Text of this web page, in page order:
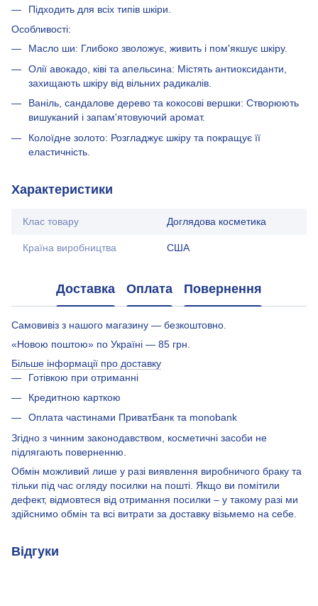
Підходить для всіх типів шкіри.
Особливості:
Масло ши: Глибоко зволожує, живить і пом'якшує шкіру.
Олії авокадо, ківі та апельсина: Містять антиоксиданти,
захищають шкіру від вільних радикалів.
Ваніль, сандалове дерево та кокосові вершки: Створюють
вишуканий і запам'ятовуючий аромат.
Колоїдне золото: Розгладжує шкіру та покращує її
еластичність.
Характеристики
Клас товару Доглядова косметика
Країна виробництва США
Доставка Оплата Повернення
Самовивіз з нашого магазину — безкоштовно.
«Новою поштою» по Україні — 85 грн.
Більше інформації про доставку
Готівкою при отриманні
Кредитною карткою
Оплата частинами ПриватБанк та monobank
Згідно з чинним законодавством, косметичні засоби не
підлягають поверненню.
Обмін можливий лише у разі виявлення виробничого браку та
тільки під час огляду посилки на пошті. Якщо ви помітили
дефект, відмовтеся від отримання посилки – у такому разі ми
здійснимо обмін та всі витрати за доставку візьмемо на себе.
Відгуки